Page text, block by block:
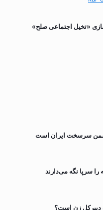
«تخیل اجتماعی صلح»
دشمن سرسخت ایران است
سرپا نگه می‌دارند
دبیرکل زن است؟